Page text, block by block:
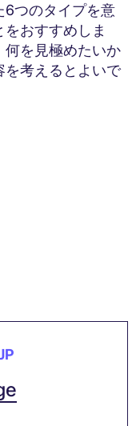
6つのタイプを意
おすすめしま
何を見極めたいか
を考えるとよいで